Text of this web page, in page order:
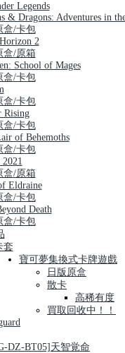
Legends
& Dragons: Adventures in
盒/卡包
2
盒/原箱
School of Mages
盒/卡包
盒/卡包
Rising
盒/卡包
of Behemoths
盒/卡包
2021
盒/原箱
Eldraine
盒/卡包
Death
盒/卡包
套
寶可夢集換式卡牌遊戲
日版原盒
散卡
高稀有度
買取回收中！！
DZ-BT05]天智覚命